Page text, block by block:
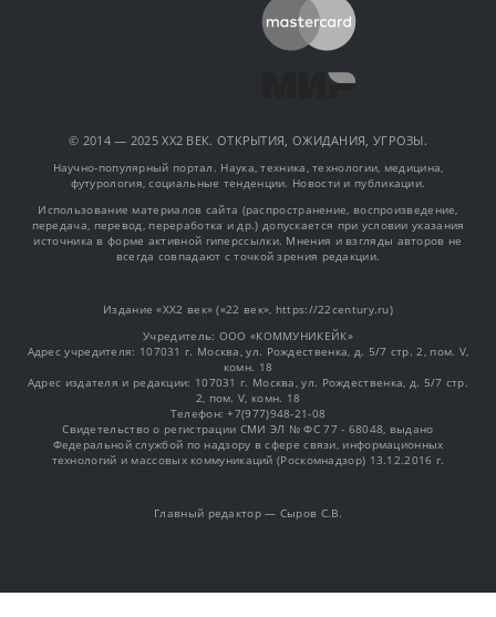
© 2014 — 2025 XX2 ВЕК. ОТКРЫТИЯ, ОЖИДАНИЯ, УГРОЗЫ.
Научно-популярный портал. Наука, техника, технологии, медицина,
футурология, социальные тенденции. Новости и публикации.
Использование материалов сайта (распространение, воспроизведение,
передача, перевод, переработка и др.) допускается при условии указания
источника в форме активной гиперссылки. Мнения и взгляды авторов не
всегда совпадают с точкой зрения редакции.
Издание «XX2 век» («22 век», https://22century.ru)
Учредитель: OOO «КОММУНИКЕЙК»
Адрес учредителя: 107031 г. Москва, ул. Рождественка, д. 5/7 стр. 2, пом. V,
комн. 18
Адрес издателя и редакции: 107031 г. Москва, ул. Рождественка, д. 5/7 стр.
2, пом. V, комн. 18
Телефон: +7(977)948-21-08
Свидетельство о регистрации СМИ ЭЛ № ФС 77 - 68048, выдано
Федеральной службой по надзору в сфере связи, информационных
технологий и массовых коммуникаций (Роскомнадзор) 13.12.2016 г.
Главный редактор — Сыров С.В.